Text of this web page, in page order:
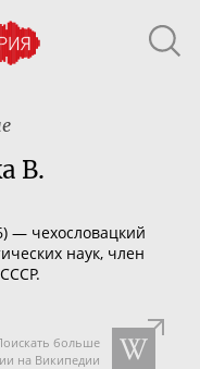
В.
— чехословацкий
наук, член
больше
на Википедии